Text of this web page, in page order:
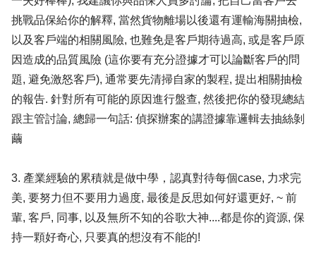
挑戰品保給你的解釋, 當然貨物離場以後還有運輸海關抽檢,
以及客戶端的相關風險, 也難免是客戶期待過高, 或是客戶原
因造成的品質風險 (這你要有充分證據才可以論斷客戶的問
題, 避免激怒客戶), 通常要先清掃自家的製程, 提出相關抽檢
的報告. 針對所有可能的原因進行盤查, 然後把你的發現總結
跟主管討論, 總歸一句話: 偵探辦案的講證據靠邏輯去抽絲剝
繭
3. 產業經驗的累積就是做中學，認真對待每個case, 力求完
美, 要努力但不要用力過度, 最後是反思如何好還更好, ~ 前
輩, 客戶, 同事, 以及無所不知的谷歌大神....都是你的資源, 保
持一顆好奇心, 只要真的想沒有不能的!